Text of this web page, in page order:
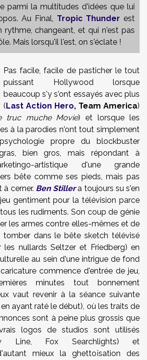
parmi la multitudes d'idées que lui
Au Final, Tropic Thunder est
rythme, changeant, et qui n'est pas
Mais lorsqu'il l'est, on s'éclate !
Pas facile, facile de pasticher le tout
puissant Hollywood lorsque
beaucoup s'y s'ont essayés avec plus
(Last Action Hero, Team America)
truc muche Movie) et lorsque les
à la parodies n'ont tout simplement
propre du blockbuster
bien gros, mais répondant à
artistique d'une grande
bête comme ses pieds, mais pas
cerner. Ben Stillera toujours su s'en
gentiment pour la télévision parce
les rudiments. Son coup de génie
les armes contre elles-mêmes et de
tomber dans le bête sketch télévisé
les nullards Seltzer et Friedberg) en
au sein d'une intrigue de fond
commence d'entrée de jeu,
minutes tout bonnement
vaut revenir à la séance suivante
ayant raté le début), où les traits de
sont à peine plus grossis que
logos de studios sont utilisés
Line, Fox Searchlights) et
mieux la ghettoïsation des